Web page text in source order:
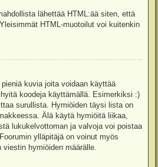
lähettää HTML:ää siten, että
HTML-muotoilut voi kuitenkin
kuvia joita voidaan käyttää
koodeja käyttämällä. Esimerkiksi :)
surullista. Hymiöiden täysi lista on
Älä käytä hymiöitä liikaa,
lukukelvottoman ja valvoja voi poistaa
ylläpitäjä on voinut myös
hymiöiden määrälle.